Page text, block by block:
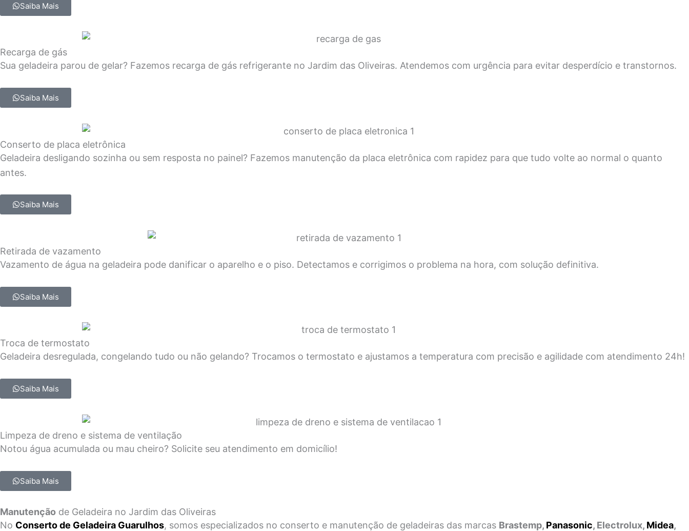
Saiba Mais
Recarga de gás
Sua geladeira parou de gelar? Fazemos recarga de gás refrigerante no Jardim das Oliveiras. Atendemos com urgência para evitar desperdício e transtornos.
Saiba Mais
Conserto de placa eletrônica
Geladeira desligando sozinha ou sem resposta no painel? Fazemos manutenção da placa eletrônica com rapidez para que tudo volte ao normal o quanto
antes.
Saiba Mais
Retirada de vazamento
Vazamento de água na geladeira pode danificar o aparelho e o piso. Detectamos e corrigimos o problema na hora, com solução definitiva.
Saiba Mais
Troca de termostato
Geladeira desregulada, congelando tudo ou não gelando? Trocamos o termostato e ajustamos a temperatura com precisão e agilidade com atendimento 24h!
Saiba Mais
Limpeza de dreno e sistema de ventilação
Notou água acumulada ou mau cheiro? Solicite seu atendimento em domicílio!
Saiba Mais
Manutenção de Geladeira no Jardim das Oliveiras
No Conserto de Geladeira Guarulhos, somos especializados no conserto e manutenção de geladeiras das marcas Brastemp, Panasonic, Electrolux, Midea,